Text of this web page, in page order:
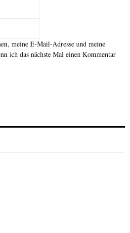
meine E-Mail-Adresse und meine
ich das nächste Mal einen Kommentar